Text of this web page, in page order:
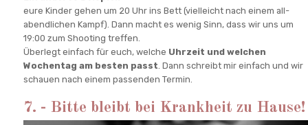
eure Kinder gehen um 20 Uhr ins Bett (vielleicht nach einem all-
abendlichen Kampf). Dann macht es wenig Sinn, dass wir uns um
19:00 zum Shooting treffen.
Überlegt einfach für euch, welche Uhrzeit und welchen
Wochentag am besten passt . Dann schreibt mir einfach und wir
schauen nach einem passenden Termin.
7. - Bitte bleibt bei Krankheit zu Hause!